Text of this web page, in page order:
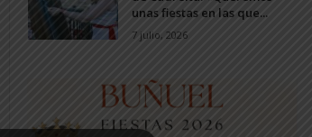
unas fiestas en las que...
7 julio, 2026